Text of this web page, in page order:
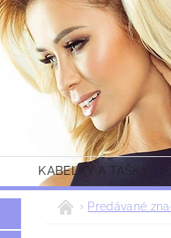
KABELKY A TAŠKY
Predávané